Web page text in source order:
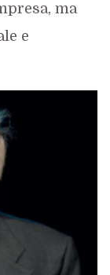
ma
e